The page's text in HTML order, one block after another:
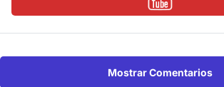
Mostrar Comentarios